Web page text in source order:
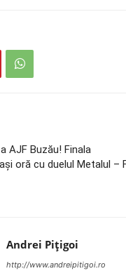
AJF Buzău! Finala
oră cu duelul Metalul –
Andrei Pițigoi
http://www.andreipitigoi.ro